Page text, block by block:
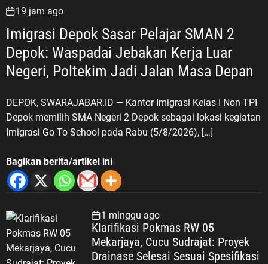
19 jam ago
Imigrasi Depok Sasar Pelajar SMAN 2
Depok: Waspadai Jebakan Kerja Luar
DEPOK, SWARAJABAR.ID — Kantor Imigrasi Kelas I Non TPI
Depok memilih SMA Negeri 2 Depok sebagai lokasi kegiatan
Imigrasi Go To School pada Rabu (5/8/2026), […]
Bagikan berita/artikel ini
1 minggu ago
Klarifikasi Pokmas RW 05
Mekarjaya, Cucu Sudrajat: Proyek
Drainase Selesai Sesuai Spesifikasi